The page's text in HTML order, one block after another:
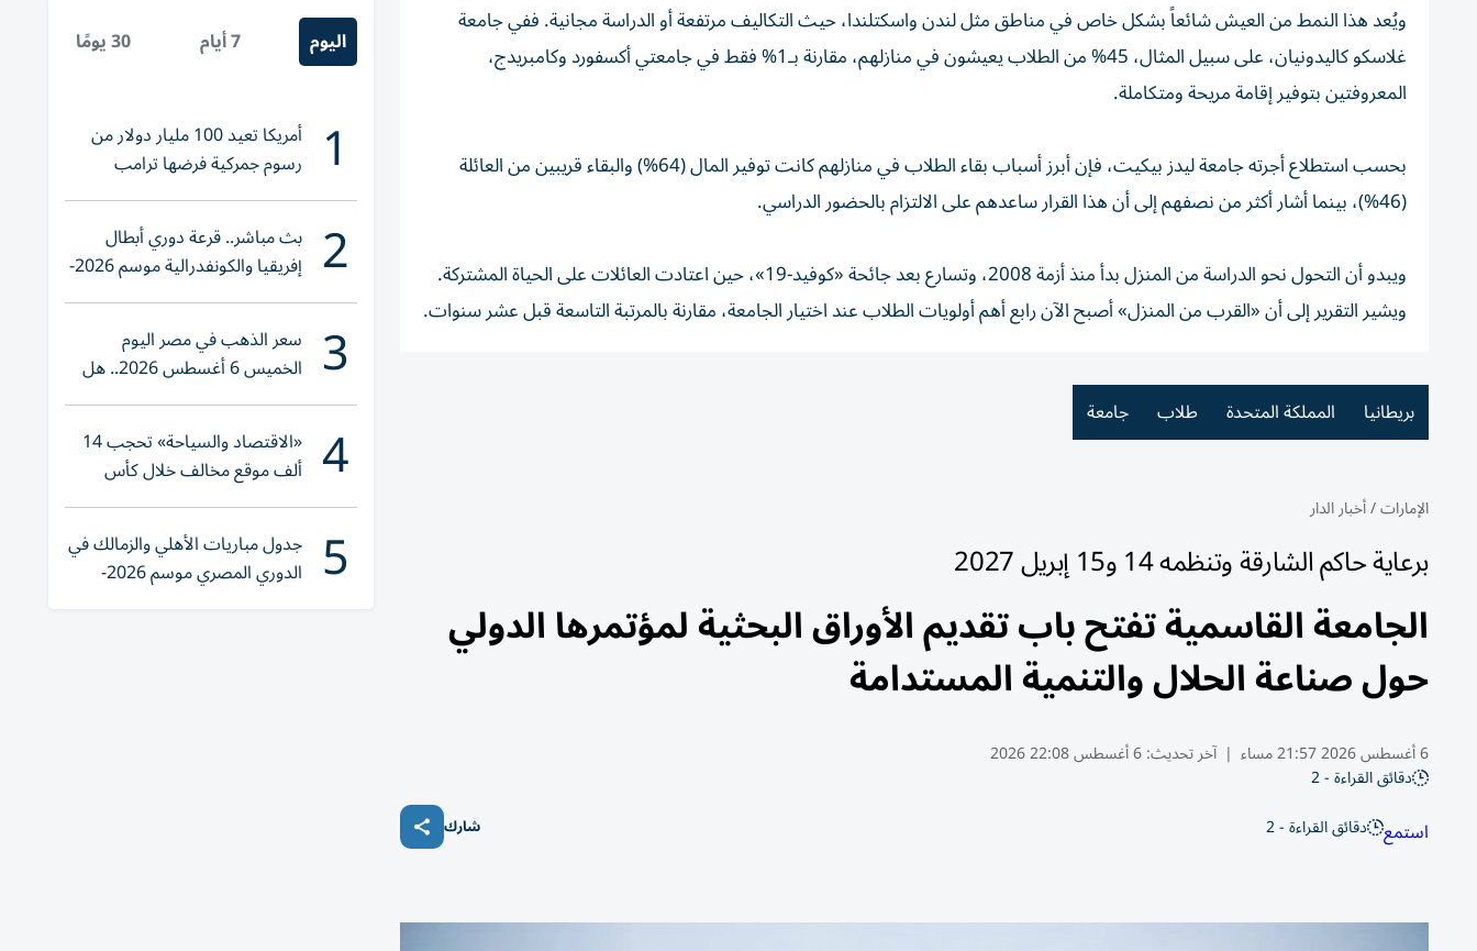
ويُعد هذا النمط من العيش شائعاً بشكل خاص في مناطق مثل لندن واسكتلندا، حيث التكاليف مرتفعة أو الدراسة مجانية. ففي جامعة
غلاسكو كاليدونيان، على سبيل المثال، 45% من الطلاب يعيشون في منازلهم، مقارنة بـ1% فقط في جامعتي أكسفورد وكامبريدج،
المعروفتين بتوفير إقامة مريحة ومتكاملة.
بحسب استطلاع أجرته جامعة ليدز بيكيت، فإن أبرز أسباب بقاء الطلاب في منازلهم كانت توفير المال (64%) والبقاء قريبين من العائلة
(46%)، بينما أشار أكثر من نصفهم إلى أن هذا القرار ساعدهم على الالتزام بالحضور الدراسي.
ويبدو أن التحول نحو الدراسة من المنزل بدأ منذ أزمة 2008، وتسارع بعد جائحة «كوفيد-19»، حين اعتادت العائلات على الحياة المشتركة.
ويشير التقرير إلى أن «القرب من المنزل» أصبح الآن رابع أهم أولويات الطلاب عند اختيار الجامعة، مقارنة بالمرتبة التاسعة قبل عشر سنوات.
بريطانيا المملكة المتحدة طلاب جامعة
الإمارات/أخبار الدار
برعاية حاكم الشارقة وتنظمه 14 و15 إبريل 2027
الجامعة القاسمية تفتح باب تقديم الأوراق البحثية لمؤتمرها الدولي
حول صناعة الحلال والتنمية المستدامة
6 أغسطس 2026 21:57 مساء | آخر تحديث:6 أغسطس 22:08 2026
دقائق القراءة - 2
استمع دقائق القراءة - 2 شارك
اليوم 7 أيام 30 يومًا
1 أمريكا تعيد 100 مليار دولار من
رسوم جمركية فرضها ترامب
2 بث مباشر.. قرعة دوري أبطال
إفريقيا والكونفدرالية موسم 2026-
2027
3 سعر الذهب في مصر اليوم
الخميس 6 أغسطس 2026.. هل
تنوي الشراء؟
4 «الاقتصاد والسياحة» تحجب 14
ألف موقع مخالف خلال كأس
العالم 2026
5 جدول مباريات الأهلي والزمالك في
الدوري المصري موسم 2026-